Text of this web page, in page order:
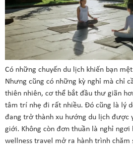
Có những chuyến du lịch khiến bạn
Nhưng cũng có những kỳ nghỉ mà chỉ
thiên nhiên, cơ thể bắt đầu thư giãn
tâm trí nhẹ đi rất nhiều. Đó cũng là lý
đang trở thành xu hướng du lịch được
giới. Không còn đơn thuần là nghỉ ngơi
wellness travel mở ra hành trình